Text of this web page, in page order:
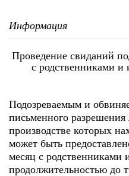
Информация
Проведение свиданий
с родственниками
Подозреваемым и
письменного
производстве которых
может быть
месяц с
продолжительностью до